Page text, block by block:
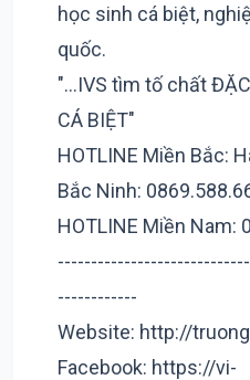
học sinh cá biệt,
quốc.
"...IVS tìm tố chất
CÁ BIỆT"
HOTLINE Miền Bắc:
Bắc Ninh:
HOTLINE Miền Nam:
------------
Website: http://
Facebook: https://vi-